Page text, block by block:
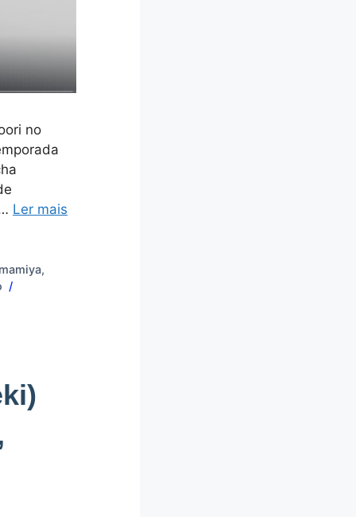
no
Ler mais
,